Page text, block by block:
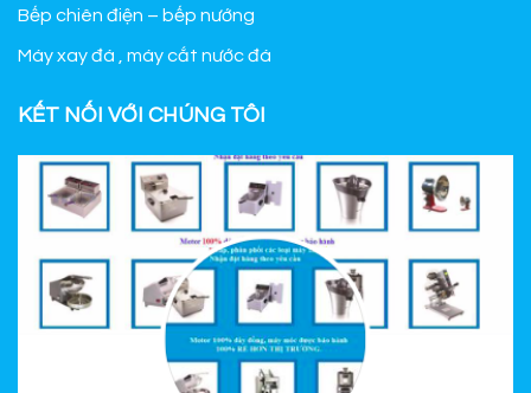
Bếp chiên điện – bếp nướng
Máy xay đá , máy cắt nước đá
KẾT NỐI VỚI CHÚNG TÔI